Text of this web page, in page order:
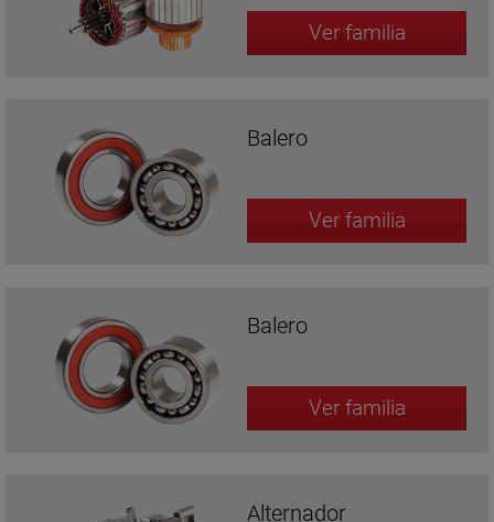
Ver familia
Balero
Ver familia
Balero
Ver familia
Alternador